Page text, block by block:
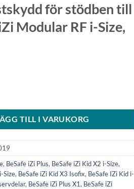
för stödben till
Modular RF i-Size,
TILL I VARUKORG
, BeSafe iZi Plus, BeSafe iZi Kid X2 i-Size,
Size, BeSafe iZi Kid X3 Isofix, BeSafe IZi Kid i-
, BeSafe iZi Plus X1, BeSafe iZi